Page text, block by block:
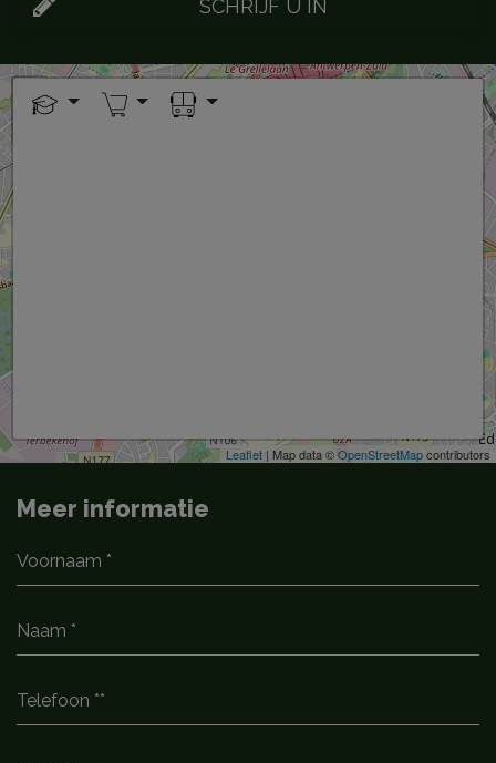
SCHRIJF U IN
+
Leaflet | Map data ©OpenStreetMapcontributors
Meer informatie